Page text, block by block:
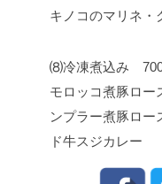
キノコのマリネ・
⑻冷凍煮込み
モロッコ煮豚ロー
ンプラー煮豚ロー
ド牛スジカレー